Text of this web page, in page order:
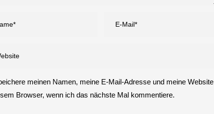
meinen Namen, meine E-Mail-Adresse und meine Website
Browser, wenn ich das nächste Mal kommentiere.